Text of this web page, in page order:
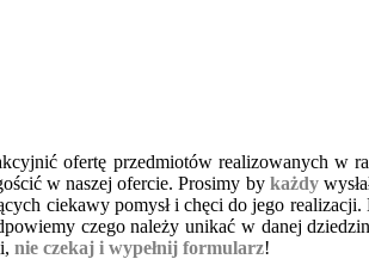
ofertę przedmiotów realizowanych w
w naszej ofercie. Prosimy by każdy
ciekawy pomysł i chęci do jego
czego należy unikać w danej
nie czekaj i wypełnij formularz!